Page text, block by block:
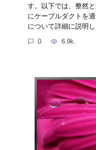
す。以下では、整然
にケーブルダクトを
について詳細に説明し
0 6.9k.